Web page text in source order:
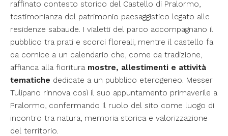
raffinato contesto storico del Castello di Pralormo,
testimonianza del patrimonio paesaggistico legato alle
residenze sabaude. I vialetti del parco accompagnano il
pubblico tra prati e scorci floreali, mentre il castello fa
da cornice a un calendario che, come da tradizione,
affianca alla fioritura mostre, allestimenti e attività
tematiche dedicate a un pubblico eterogeneo. Messer
Tulipano rinnova così il suo appuntamento primaverile a
Pralormo, confermando il ruolo del sito come luogo di
incontro tra natura, memoria storica e valorizzazione
del territorio.